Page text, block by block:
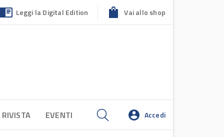
Leggi la Digital Edition Vai allo shop
EVENTI Accedi